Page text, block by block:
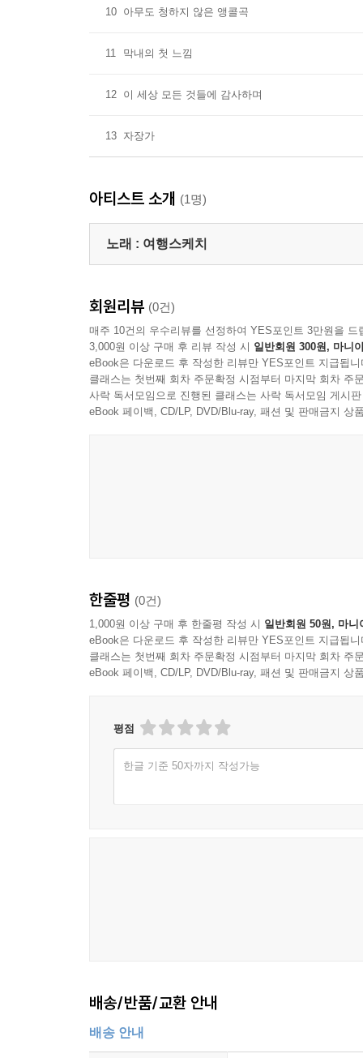
10 아무도 청하지 않은 앵콜곡
11 막내의 첫 느낌
12 이 세상 모든 것들에 감사하며
13 자장가
아티스트 소개 (1명)
노래 : 여행스케치
회원리뷰 (0건)
매주 10건의 우수리뷰를 선정하여 YES포인트 3만원을 드
3,000원 이상 구매 후 리뷰 작성 시 일반회원 300원, 마니
eBook은 다운로드 후 작성한 리뷰만 YES포인트 지급됩니
클래스는 첫번째 회차 주문확정 시점부터 마지막 회차 주
사락 독서모임으로 진행된 클래스는 사락 독서모임 게시
eBook 페이백, CD/LP, DVD/Blu-ray, 패션 및 판매금지 상
한줄평 (0건)
1,000원 이상 구매 후 한줄평 작성 시 일반회원 50원, 마니
eBook은 다운로드 후 작성한 리뷰만 YES포인트 지급됩니
클래스는 첫번째 회차 주문확정 시점부터 마지막 회차 주
eBook 페이백, CD/LP, DVD/Blu-ray, 패션 및 판매금지 상
평점
한글 기준 50자까지 작성가능
배송/반품/교환 안내
배송 안내